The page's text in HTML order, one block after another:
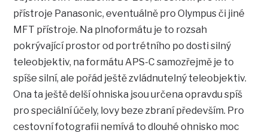
přístroje Panasonic, eventuálně pro Olympus či jiné
MFT přístroje. Na plnoformátu je to rozsah
pokrývající prostor od portrétního po dosti silný
teleobjektiv, na formátu APS-C samozřejmě je to
spíše silní, ale pořád ještě zvládnutelný teleobjektiv.
Ona ta ještě delší ohniska jsou určena opravdu spíš
pro speciální účely, lovy beze zbraní především. Pro
cestovní fotografii nemívá to dlouhé ohnisko moc